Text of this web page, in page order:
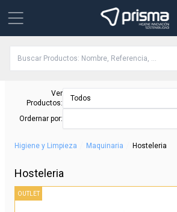
Ver
Productos:
Todos
Ordernar por:
Higiene y Limpieza Maquinaria Hosteleria
Hosteleria
OUTLET